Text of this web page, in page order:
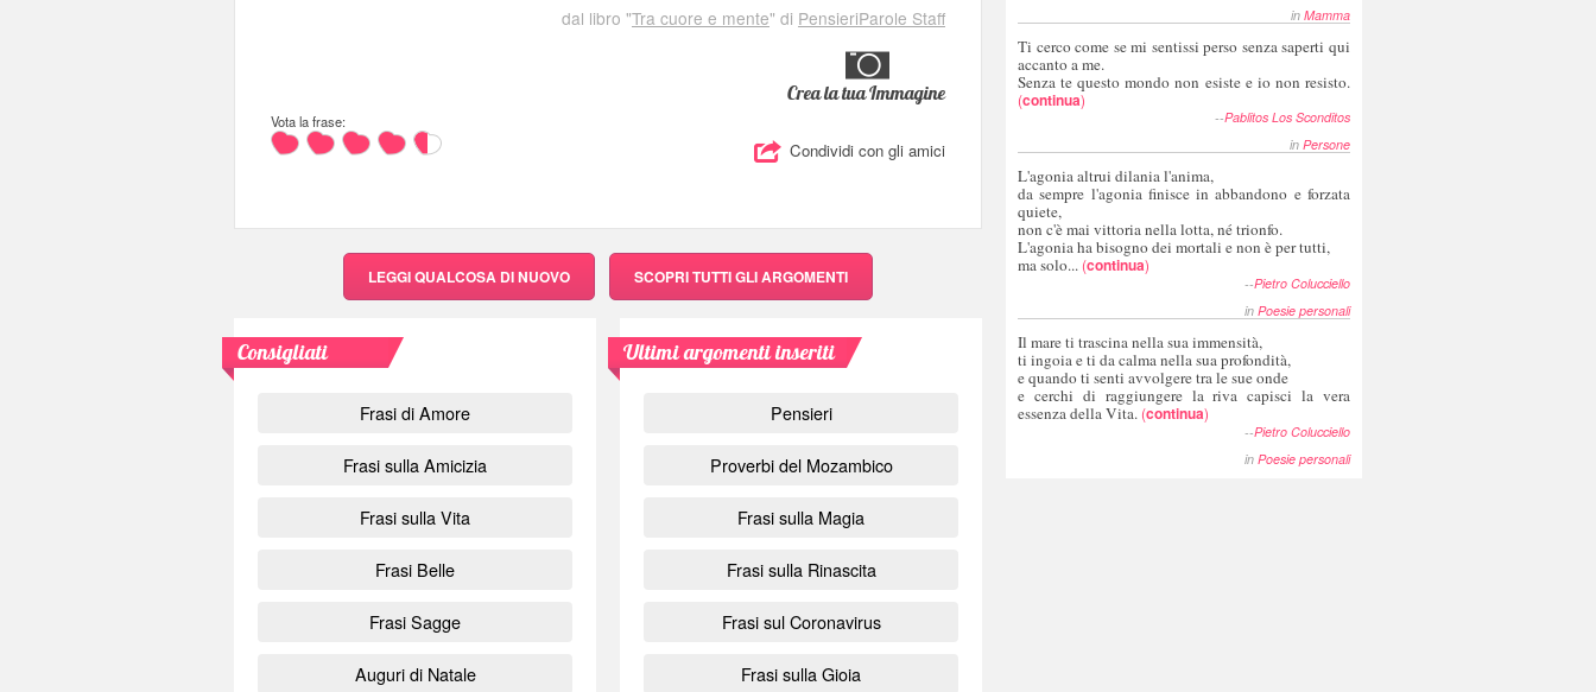
dal libro "Tra cuore e mente" di PensieriParole Staff
Crea la tua Immagine
Vota la frase:
Condividi con gli amici
LEGGI QUALCOSA DI NUOVO SCOPRITUTTI GLI ARGOMENTI
Consigliati
Frasi di Amore
Frasi sulla Amicizia
Frasi sulla Vita
Frasi Belle
Frasi Sagge
Auguri di Natale
Ultimi argomenti inseriti
Pensieri
Proverbi del Mozambico
Frasi sulla Magia
Frasi sulla Rinascita
Frasi sul Coronavirus
Frasi sulla Gioia
in Mamma
Ti cerco come se mi sentissi perso senza saperti qui
accanto a me.
Senza te questo mondo non esiste e io non resisto.
(continua)
--Pablitos Los Sconditos
in Persone
L'agonia altrui dilania l'anima,
da sempre l'agonia finisce in abbandono e forzata
quiete,
non c'è mai vittoria nella lotta, né trionfo.
L'agonia ha bisogno dei mortali e non è per tutti,
ma solo... (continua)
--Pietro Colucciello
in Poesie personali
Il mare ti trascina nella sua immensità,
ti ingoia e ti da calma nella sua profondità,
e quando ti senti avvolgere tra le sue onde
e cerchi di raggiungere la riva capisci la vera
essenza della Vita. (continua)
--Pietro Colucciello
in Poesie personali